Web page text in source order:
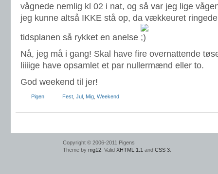
vågnede nemlig kl 02 i nat, og så var jeg lige
jeg kunne altså IKKE stå op, da vækkeuret
tidsplanen så rykket en anelse
Nå, jeg må i gang! Skal have fire overnattende
liiiige have opsamlet et par nullermænd eller to.
God weekend til jer!
Pigen Fest Jul Mig Weekend
Copyright © 2006-2011 Pigens
Theme by mg12 . Valid XHTML 1.1 and CSS 3